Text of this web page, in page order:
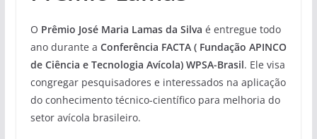
O Prêmio José Maria Lamas da Silva é entregue todo
ano durante a Conferência FACTA ( Fundação APINCO
de Ciência e Tecnologia Avícola) WPSA-Brasil. Ele visa
congregar pesquisadores e interessados na aplicação
do conhecimento técnico-científico para melhoria do
setor avícola brasileiro.